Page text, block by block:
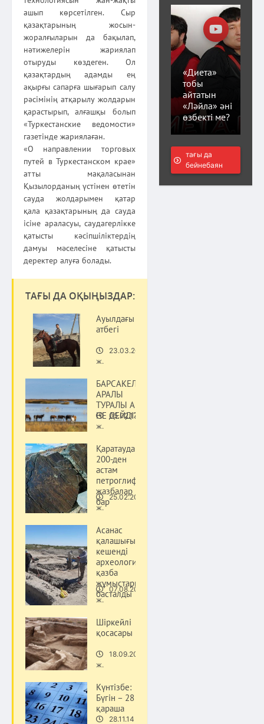
ашып көрсетілген. Сыр
қазақтарының жосын-
жоралғыларын да бақылап,
нәтижелерін жариялап
отыруды көздеген. Ол
қазақтардың адамды ең
ақырғы сапарға шығарып салу
рәсімінің атқарылу жолдарын
қарастырып, алғашқы болып
«Туркестанские ведомости»
газетінде жариялаған.
«О направлении торговых
путей в Туркестанском крае»
атты мақаласынан
Қызылорданың үстінен өтетін
сауда жолдарымен қатар
қала қазақтарының да сауда
ісіне араласуы, саудагерлікке
қатысты кәсіпшіліктердің
дамуы мәселесіне қатысты
деректер алуға болады.
ТАҒЫ ДА ОҚЫҢЫЗДАР:
Ауылдағы
атбегі
23.03.20
ж.
БАРСАКЕЛМЕС
АРАЛЫ
ТУРАЛЫ АҢЫЗ
НЕ ДЕЙДІ?
05.02.17
ж.
Қаратауда
200-ден
астам
петроглиф
жазбалар
бар25.02.20
ж.
Асанас
қалашығында
кешенді
археологиялық
қазба
жұмыстары
басталды
07.08.20
ж.
Шіркейлі
қосасары
18.09.20
ж.
Күнтізбе:
Бүгін – 28
қараша
28.11.14
«Диета»
тобы
айтатын
«Ләйла» әні
өзбекті ме?
тағы да
бейнебаян